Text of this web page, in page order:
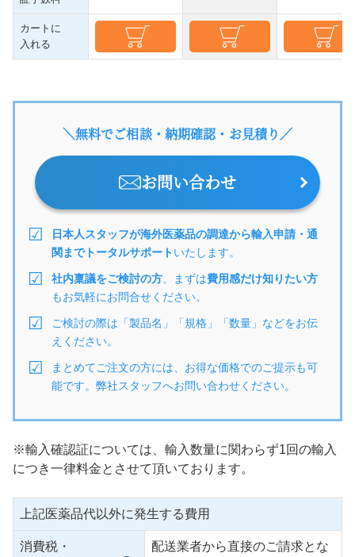
カートに
入れる
＼無料でご相談・納期確認・お見積り／
お問い合わせ
日本人スタッフが海外医薬品の調達から輸入申請・通
関までトータルサポートいたします。
社内稟議をご検討の方 、まずは費用感だけ知りたい方
もお気軽にお問合せください。
ご検討の際は「製品名」「規格」「数量」などをお伝
えください。
まとめてご注文の方には、お得な価格でのご提示も可
能です。弊社スタッフへお問い合わせください。
※輸入確認証については、輸入数量に関わらず1回の輸入
につき一律料金とさせて頂いております。
上記医薬品代以外に発生する費用
消費税・
配送業者から直接のご請求とな